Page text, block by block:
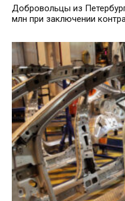
Добровольцы из
млн при заключении